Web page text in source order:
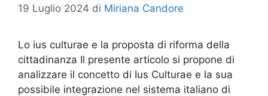
19 Luglio 2024 di Miriana Candore
Lo ius culturae e la proposta di riforma della
cittadinanza Il presente articolo si propone di
analizzare il concetto di Ius Culturae e la sua
possibile integrazione nel sistema italiano di